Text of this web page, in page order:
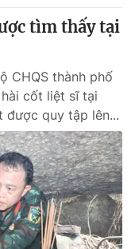
tìm thấy tại
CHQS thành phố
cốt liệt sĩ tại
được quy tập lên...